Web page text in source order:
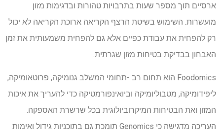
ארסיים תוך מספר שעות בתרבויות טהורות ובדגימות מזון
מועשרות. השימוש בשיטת הרצף הקריאה ארוכת הקריאה לא יכול
רק להפחית את עבודת כפיים אלא גם להפחית משמעותית את זמן
האבחון בבדיקת בטיחות מזון שגרתית.
Foodomics הוא תחום רב -תחומי המשלב גנומיקה, פרוטאומיקה,
ליפידומיקה, מטבוליומיקה וביואינפורמטיקה כדי להעריך את איכות
המזון ואת הבטיחות המיקרוביולוגית בכל שרשרת האספקה.
העריכה מדגישה כי Genomics תומכת גם בתוכניות גידול ואימות